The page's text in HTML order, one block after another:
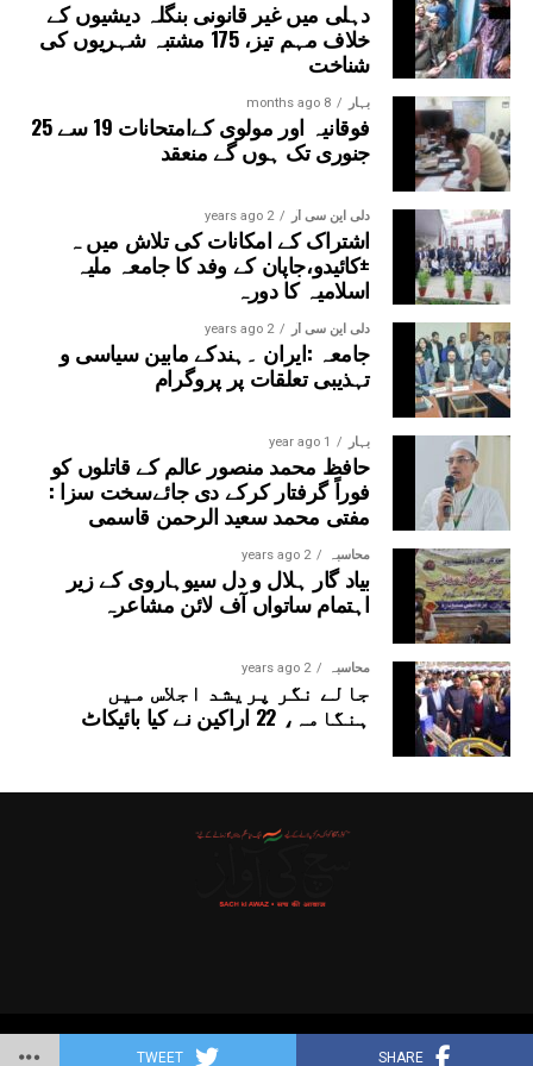
SHARE
TWEET
آئی آر (چاہے یہ 2002، 2003 یا 2005 میں تھا) فراہم کرنے
کی ضرورت ہوگی۔ انہوں نے مزید کہا کہ ایسے ووٹر
اپنے والدین کے بارے میں موجودہ معلومات بھی
فراہم کر سکتے ہیں، بشرطیکہ ان کے والدین کی
حالت میں ایس آئی آر پہلے ہی کرایا گیا ہو۔
دہلی میں غیر قانونی بنگلہ دیشیوں کے
خلاف مہم تیز، 175 مشتبہ شہریوں کی
شناخت
بہار 8 months ago
فوقانیہ اور مولوی کےامتحانات 19 سے 25
جنوری تک ہوں گے منعقد
دلی این سی آر 2 years ago
اشتراک کے امکانات کی تلاش میں ہ
±کائیدو،جاپان کے وفد کا جامعہ ملیہ
اسلامیہ کا دورہ
دلی این سی آر 2 years ago
جامعہ :ایران ۔ہندکے مابین سیاسی و
تہذیبی تعلقات پر پروگرام
بہار 1 year ago
حافظ محمد منصور عالم کے قاتلوں کو
فوراً گرفتار کرکے دی جائےسخت سزا :
مفتی محمد سعید الرحمن قاسمی
محاسبہ 2 years ago
بیاد گار ہلال و دل سیوہاروی کے زیر
اہتمام ساتواں آف لائن مشاعرہ
محاسبہ 2 years ago
جالے نگر پریشد اجلاس میں
ہنگامہ، 22 اراکین نے کیا بائیکاٹ
Copyright © 2025 Probitas News Network